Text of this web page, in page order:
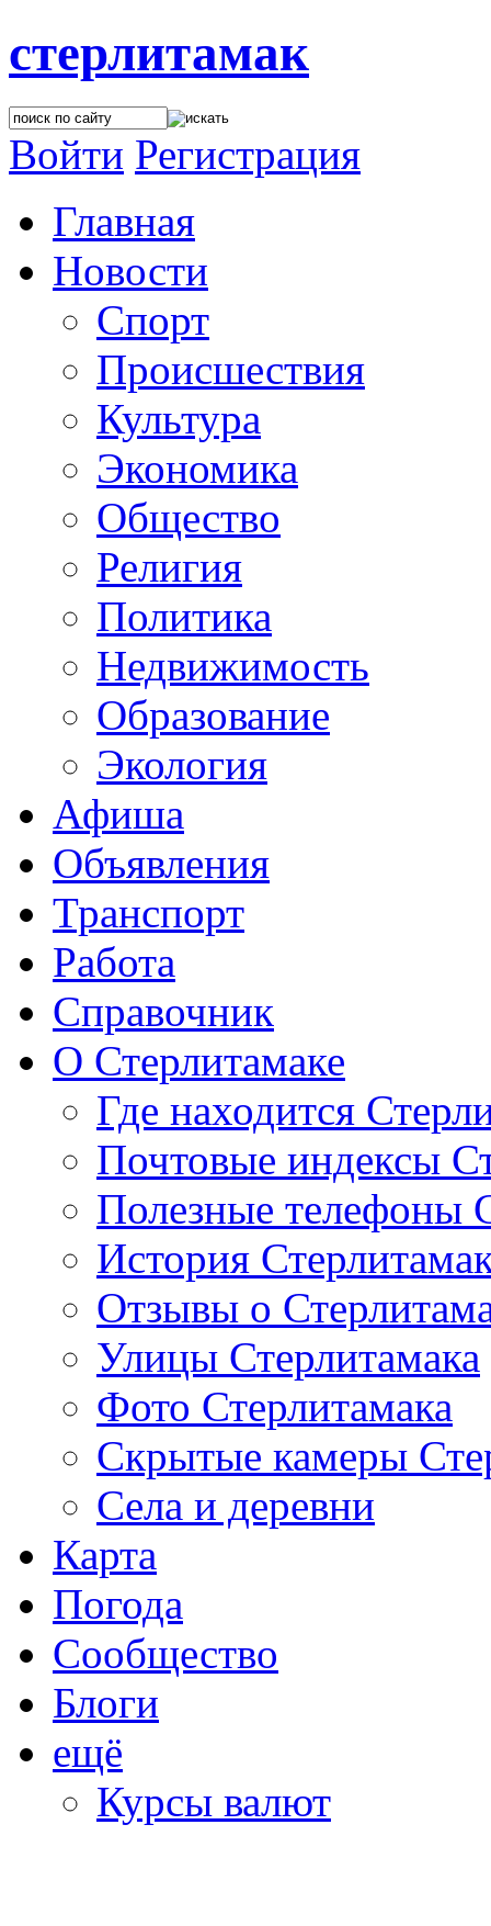
стерлитамак
Войти Регистрация
Главная
Новости
Спорт
Происшествия
Культура
Экономика
Общество
Религия
Политика
Недвижимость
Образование
Экология
Афиша
Объявления
Транспорт
Работа
Справочник
О Стерлитамаке
Где находится
Почтовые индексы
Полезные телефоны
История
Отзывы о
Улицы Стерлитамака
Фото Стерлитамака
Скрытые камеры
Села и деревни
Карта
Погода
Сообщество
Блоги
ещё
Курсы валют